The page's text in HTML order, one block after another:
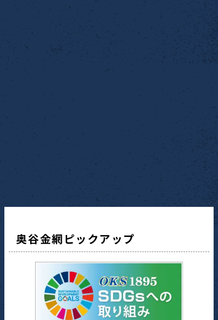
奥谷金網ピックアップ